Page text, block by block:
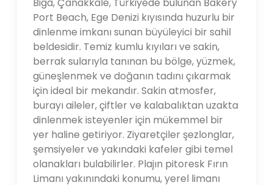
Port Beach, Ege Denizi kıyısında huzurlu bir
dinlenme imkanı sunan büyüleyici bir sahil
beldesidir. Temiz kumlu kıyıları ve sakin,
berrak sularıyla tanınan bu bölge, yüzmek,
güneşlenmek ve doğanın tadını çıkarmak
için ideal bir mekandır. Sakin atmosfer,
burayı aileler, çiftler ve kalabalıktan uzakta
dinlenmek isteyenler için mükemmel bir
yer haline getiriyor. Ziyaretçiler şezlonglar,
şemsiyeler ve yakındaki kafeler gibi temel
olanakları bulabilirler. Plajın pitoresk Fırın
Limanı yakınındaki konumu, yerel limanı